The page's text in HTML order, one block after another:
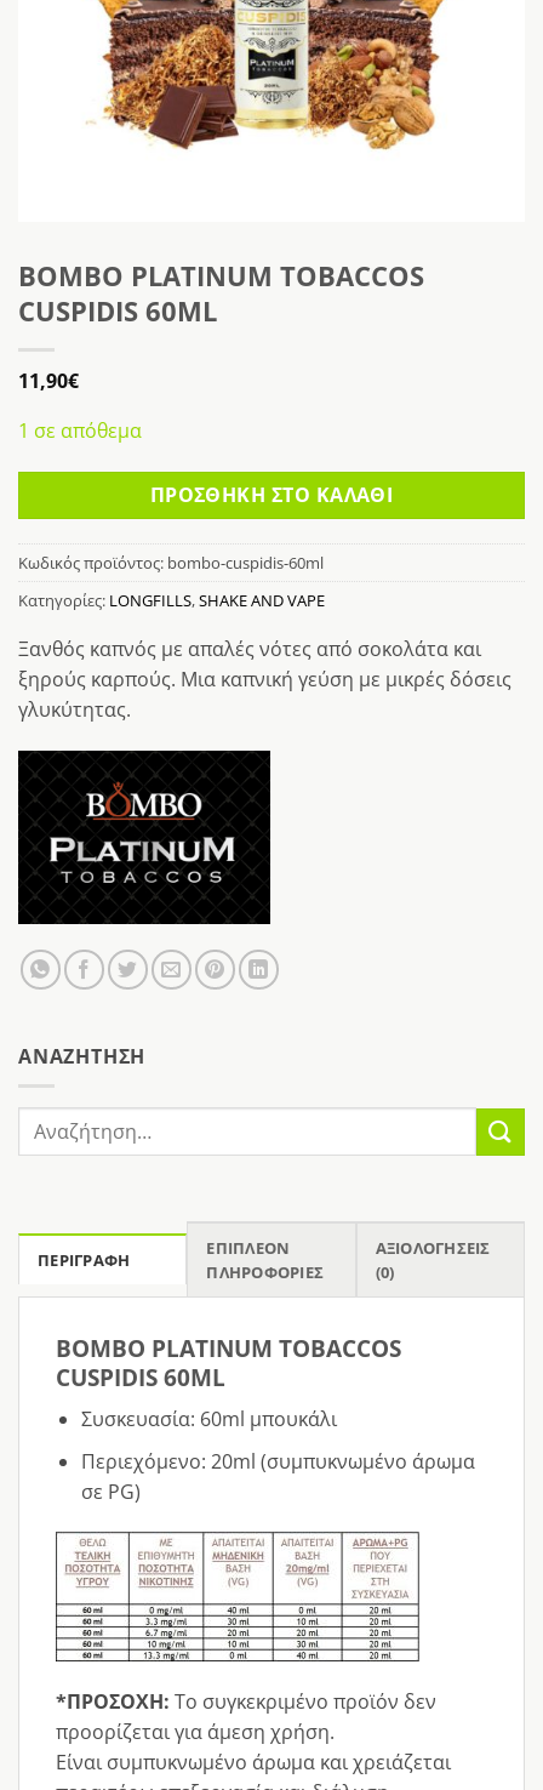
BOMBO PLATINUM TOBACCOS
CUSPIDIS 60ML
11,90€
1 σε απόθεμα
ΠΡΟΣΘΉΚΗ ΣΤΟ ΚΑΛΆΘΙ
Κωδικός προϊόντος: bombo-cuspidis-60ml
Κατηγορίες: LONGFILLS,SHAKE AND VAPE
Ξανθός καπνός με απαλές νότες από σοκολάτα και
ξηρούς καρπούς. Μια καπνική γεύση με μικρές δόσεις
γλυκύτητας.
AΝΑΖΉΤΗΣΗ
Αναζήτηση
για:
ΠΕΡΙΓΡΑΦΉ
ΕΠΙΠΛΈΟΝ
ΠΛΗΡΟΦΟΡΊΕΣ
ΑΞΙΟΛΟΓΉΣΕΙΣ
(0)
BOMBO PLATINUM TOBACCOS
CUSPIDIS 60ML
Συσκευασία: 60ml μπουκάλι
Περιεχόμενο: 20ml (συμπυκνωμένο άρωμα
σε PG)
*ΠΡΟΣΟΧΗ: Το συγκεκριμένο προϊόν δεν
προορίζεται για άμεση χρήση.
Είναι συμπυκνωμένο άρωμα και χρειάζεται